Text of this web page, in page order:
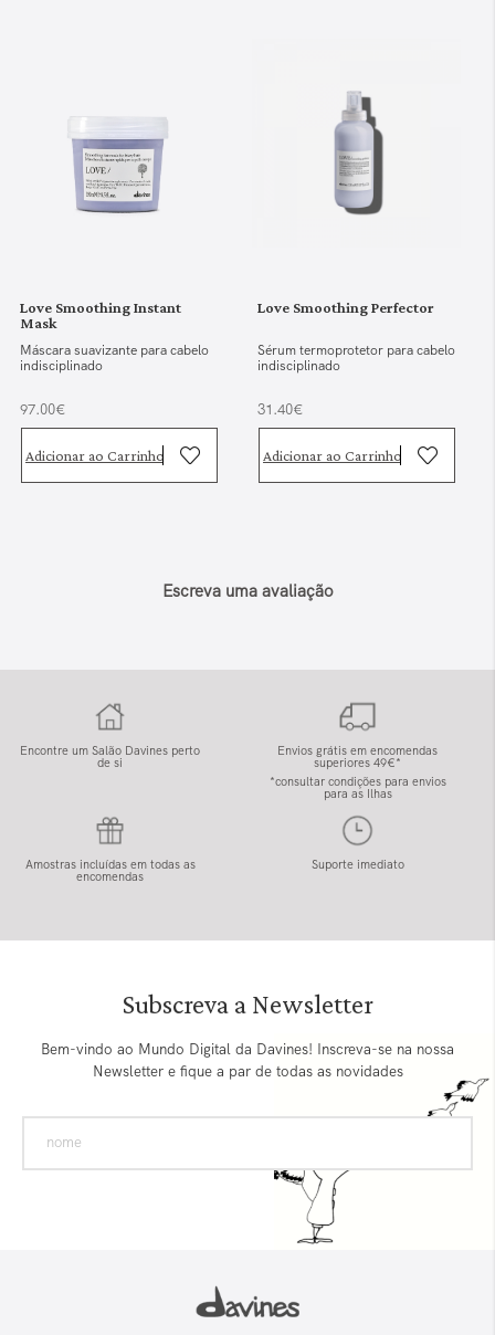
Love Smoothing Instant
Mask
Máscara suavizante para cabelo
indisciplinado
97.00€
Adicionar ao Carrinho
Love Smoothing Perfector
Sérum termoprotetor para cabelo
indisciplinado
31.40€
Adicionar ao Carrinho
Escreva uma avaliação
Encontre um Salão Davines perto
de si
Envios grátis em encomendas
superiores 49€*
*consultar condições para envios
para as Ilhas
Amostras incluídas em todas as
encomendas
Suporte imediato
Subscreva a Newsletter
Bem-vindo ao Mundo Digital da Davines! Inscreva-se na nossa
Newsletter e fique a par de todas as novidades